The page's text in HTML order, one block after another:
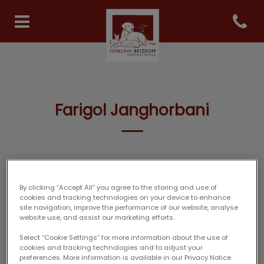
Homepage Tierklinik
Open
Farigol Janghorbani
TIERARZT-TEAM
By clicking “Accept All” you agree to the storing and use of
cookies and tracking technologies on your device to enhance
site navigation, improve the performance of our website, analyse
website use, and assist our marketing efforts.
Select “Cookie Settings” for more information about the use of
cookies and tracking technologies and to adjust your
preferences. More information is available in our Privacy Notice